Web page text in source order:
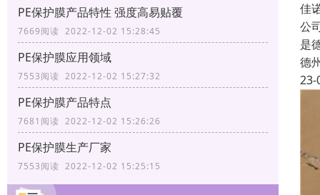
PE保护膜产品特性 强度高易贴覆
7669阅读 2022-12-02 15:28:45
PE保护膜应用领域
7553阅读 2022-12-02 15:27:32
PE保护膜产品特点
7681阅读 2022-12-02 15:26:26
PE保护膜生产厂家
7553阅读 2022-12-02 15:25:15
佳
公
是
德
23-